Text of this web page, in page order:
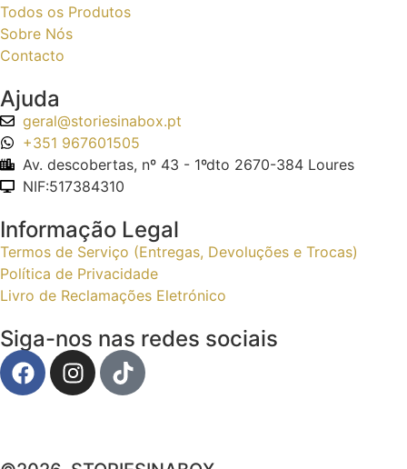
Todos os Produtos
Sobre Nós
Contacto
Ajuda
geral@storiesinabox.pt
+351 967601505
Av. descobertas, nº 43 - 1ºdto 2670-384 Loures
NIF:517384310
Informação Legal
Termos de Serviço (Entregas, Devoluções e Trocas)
Política de Privacidade
Livro de Reclamações Eletrónico
Siga-nos nas redes sociais